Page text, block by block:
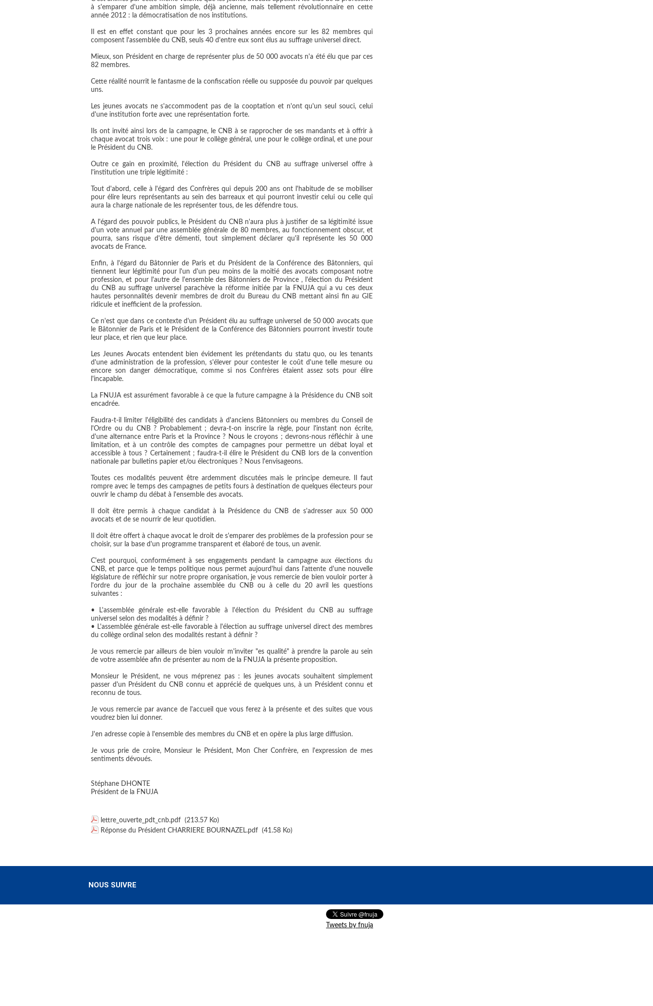
à s'emparer d'une ambition simple, déjà ancienne, mais tellement révolutionnaire en cette
année 2012 : la démocratisation de nos institutions.
Il est en effet constant que pour les 3 prochaines années encore sur les 82 membres qui
composent l'assemblée du CNB, seuls 40 d'entre eux sont élus au suffrage universel direct.
Mieux, son Président en charge de représenter plus de 50 000 avocats n'a été élu que par ces
82 membres.
Cette réalité nourrit le fantasme de la confiscation réelle ou supposée du pouvoir par quelques
uns.
Les jeunes avocats ne s'accommodent pas de la cooptation et n'ont qu'un seul souci, celui
d'une institution forte avec une représentation forte.
Ils ont invité ainsi lors de la campagne, le CNB à se rapprocher de ses mandants et à offrir à
chaque avocat trois voix : une pour le collège général, une pour le collège ordinal, et une pour
le Président du CNB.
Outre ce gain en proximité, l'élection du Président du CNB au suffrage universel offre à
l'institution une triple légitimité :
Tout d'abord, celle à l'égard des Confrères qui depuis 200 ans ont l'habitude de se mobiliser
pour élire leurs représentants au sein des barreaux et qui pourront investir celui ou celle qui
aura la charge nationale de les représenter tous, de les défendre tous.
A l'égard des pouvoir publics, le Président du CNB n'aura plus à justifier de sa légitimité issue
d'un vote annuel par une assemblée générale de 80 membres, au fonctionnement obscur, et
pourra, sans risque d'être démenti, tout simplement déclarer qu'il représente les 50 000
avocats de France.
Enfin, à l'égard du Bâtonnier de Paris et du Président de la Conférence des Bâtonniers, qui
tiennent leur légitimité pour l'un d'un peu moins de la moitié des avocats composant notre
profession, et pour l'autre de l'ensemble des Bâtonniers de Province , l'élection du Président
du CNB au suffrage universel parachève la réforme initiée par la FNUJA qui a vu ces deux
hautes personnalités devenir membres de droit du Bureau du CNB mettant ainsi fin au GIE
ridicule et inefficient de la profession.
Ce n'est que dans ce contexte d'un Président élu au suffrage universel de 50 000 avocats que
le Bâtonnier de Paris et le Président de la Conférence des Bâtonniers pourront investir toute
leur place, et rien que leur place.
Les Jeunes Avocats entendent bien évidement les prétendants du statu quo, ou les tenants
d'une administration de la profession, s'élever pour contester le coût d'une telle mesure ou
encore son danger démocratique, comme si nos Confrères étaient assez sots pour élire
l'incapable.
La FNUJA est assurément favorable à ce que la future campagne à la Présidence du CNB soit
encadrée.
Faudra-t-il limiter l'éligibilité des candidats à d'anciens Bâtonniers ou membres du Conseil de
l'Ordre ou du CNB ? Probablement ; devra-t-on inscrire la règle, pour l'instant non écrite,
d'une alternance entre Paris et la Province ? Nous le croyons ; devrons-nous réfléchir à une
limitation, et à un contrôle des comptes de campagnes pour permettre un débat loyal et
accessible à tous ? Certainement ; faudra-t-il élire le Président du CNB lors de la convention
nationale par bulletins papier et/ou électroniques ? Nous l'envisageons.
Toutes ces modalités peuvent être ardemment discutées mais le principe demeure. Il faut
rompre avec le temps des campagnes de petits fours à destination de quelques électeurs pour
ouvrir le champ du débat à l'ensemble des avocats.
Il doit être permis à chaque candidat à la Présidence du CNB de s'adresser aux 50 000
avocats et de se nourrir de leur quotidien.
Il doit être offert à chaque avocat le droit de s'emparer des problèmes de la profession pour se
choisir, sur la base d'un programme transparent et élaboré de tous, un avenir.
C'est pourquoi, conformément à ses engagements pendant la campagne aux élections du
CNB, et parce que le temps politique nous permet aujourd'hui dans l'attente d'une nouvelle
législature de réfléchir sur notre propre organisation, je vous remercie de bien vouloir porter à
l'ordre du jour de la prochaine assemblée du CNB ou à celle du 20 avril les questions
suivantes :
• L'assemblée générale est-elle favorable à l'élection du Président du CNB au suffrage
universel selon des modalités à définir ?
• L'assemblée générale est-elle favorable à l'élection au suffrage universel direct des membres
du collège ordinal selon des modalités restant à définir ?
Je vous remercie par ailleurs de bien vouloir m'inviter "es qualité" à prendre la parole au sein
de votre assemblée afin de présenter au nom de la FNUJA la présente proposition.
Monsieur le Président, ne vous méprenez pas : les jeunes avocats souhaitent simplement
passer d'un Président du CNB connu et apprécié de quelques uns, à un Président connu et
reconnu de tous.
Je vous remercie par avance de l'accueil que vous ferez à la présente et des suites que vous
voudrez bien lui donner.
J'en adresse copie à l'ensemble des membres du CNB et en opère la plus large diffusion.
Je vous prie de croire, Monsieur le Président, Mon Cher Confrère, en l'expression de mes
sentiments dévoués.
Stéphane DHONTE
Président de la FNUJA
lettre_ouverte_pdt_cnb.pdf (213.57 Ko)
Réponse du Président CHARRIERE BOURNAZEL.pdf (41.58 Ko)
NOUS SUIVRE
Tweets by fnuja